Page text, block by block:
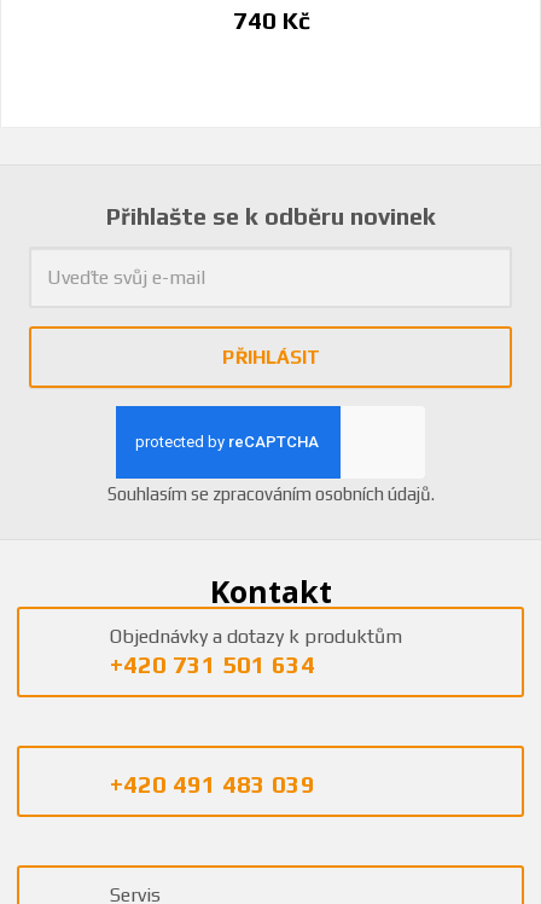
740 Kč
Přihlašte se k odběru novinek
PŘIHLÁSIT
Souhlasím se zpracováním osobních údajů.
Kontakt
Objednávky a dotazy k produktům
+420 731 501 634
+420 491 483 039
Servis